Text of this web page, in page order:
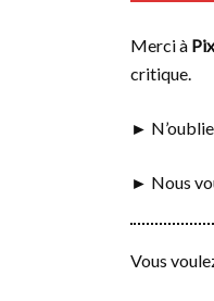
Merci à
critique.
►
► Nous
Vous